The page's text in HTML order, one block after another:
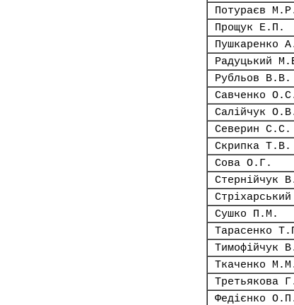
Потураєв
Прощук Е.П.
Пушкаренко
Радуцький
Рубльов В.В.
Савченко
Салійчук
Северин С.С.
Скрипка Т.В.
Сова О.Г.
Стернійчук
Сушко П.М.
Тарасенко
Тимофійчук
Ткаченко
Третьякова
Федієнко